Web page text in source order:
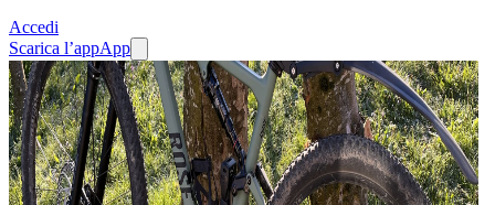
Accedi
Scarica l’appApp